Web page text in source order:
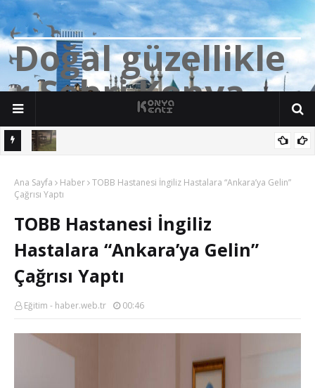
Doğalgüzellikle
rŞehriKonya
Ana Sayfa Haber TOBB Hastanesi İngiliz Hastalara “Ankara’ya Gelin”
Çağrısı Yaptı
TOBB Hastanesi İngiliz
Hastalara “Ankara’ya Gelin”
Çağrısı Yaptı
Eğitim - haber.web.tr 00:46